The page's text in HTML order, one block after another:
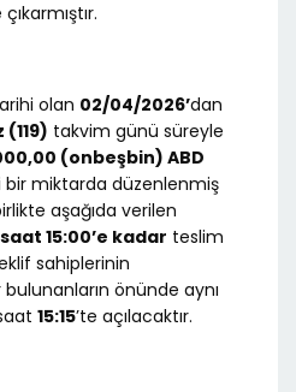
olan 02/04/2026’dan
takvim günü süreyle
(onbeşbin) ABD
bir miktarda düzenlenmiş
aşağıda verilen
15:00’e kadar teslim
sahiplerinin
önünde aynı
15:15’te açılacaktır.